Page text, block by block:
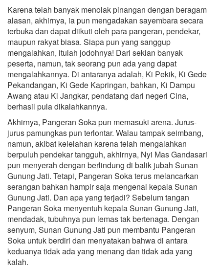
Karena telah banyak menolak pinangan dengan beragam
alasan, akhirnya, ia pun mengadakan sayembara secara
terbuka dan dapat diikuti oleh para pangeran, pendekar,
maupun rakyat biasa. Siapa pun yang sanggup
mengalahkan, itulah jodohnya! Dari sekian banyak
peserta, namun, tak seorang pun ada yang dapat
mengalahkannya. Di antaranya adalah, Ki Pekik, Ki Gede
Pekandangan, Ki Gede Kapringan, bahkan, Ki Dampu
Awang atau Ki Jangkar, pendatang dari negeri Cina,
berhasil pula dikalahkannya.
Akhirnya, Pangeran Soka pun memasuki arena. Jurus-
jurus pamungkas pun terlontar. Walau tampak seimbang,
namun, akibat kelelahan karena telah mengalahkan
berpuluh pendekar tangguh, akhirnya, Nyi Mas Gandasari
pun menyerah dengan berlindung di balik jubah Sunan
Gunung Jati. Tetapi, Pangeran Soka terus melancarkan
serangan bahkan hampir saja mengenai kepala Sunan
Gunung Jati. Dan apa yang terjadi? Sebelum tangan
Pangeran Soka menyentuh kepala Sunan Gunung Jati,
mendadak, tubuhnya pun lemas tak bertenaga. Dengan
senyum, Sunan Gunung Jati pun membantu Pangeran
Soka untuk berdiri dan menyatakan bahwa di antara
keduanya tidak ada yang menang dan tidak ada yang
kalah.